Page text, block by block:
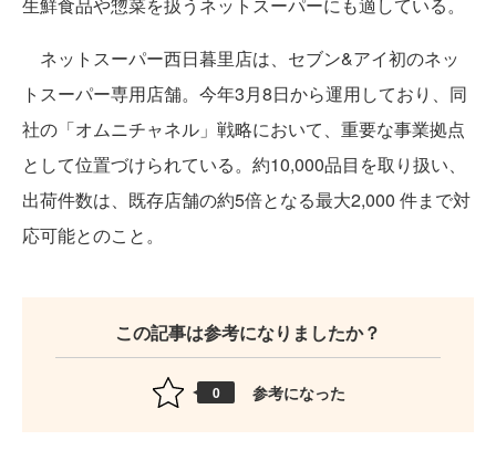
ネットスーパー西日暮里店は、セブン&アイ初のネッ
トスーパー専用店舗。今年3月8日から運用しており、同
社の「オムニチャネル」戦略において、重要な事業拠点
として位置づけられている。約10,000品目を取り扱い、
出荷件数は、既存店舗の約5倍となる最大2,000 件まで対
応可能とのこと。
この記事は参考になりましたか？
0 参考になった